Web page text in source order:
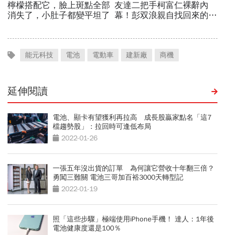
能元科技 電池 電動車 建新廠 商機
延伸閱讀
電池、顯卡有望獲利再拉高 成長股贏家點名「這7
檔趨勢股」：拉回時可逢低布局
2022-01-26
一張五年沒出貨的訂單 為何讓它營收十年翻三倍？
勇闖三難關 電池三哥加百裕3000天轉型記
2022-01-19
照「這些步驟」極端使用iPhone手機！ 達人：1年後
電池健康度還是100％